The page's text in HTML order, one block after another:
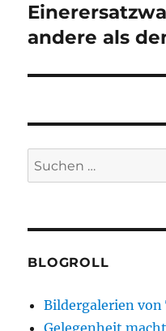
Beitrag:
andere als
Suchen
nach:
BLOGROLL
Bildergalerien von